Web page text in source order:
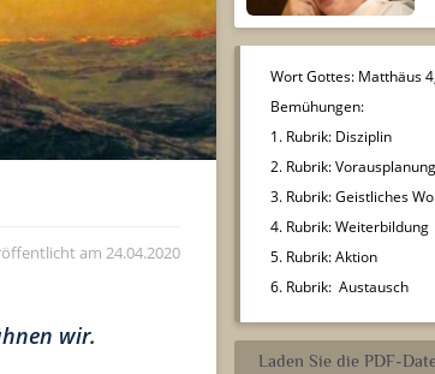
am 24.04.2020
wir.
Wort Gottes: Matthäus
Bemühungen:
1. Rubrik: Disziplin
2. Rubrik: Vorausplanung
3. Rubrik: Geistliches
4. Rubrik: Weiterbildung
5. Rubrik: Aktion
6. Rubrik: Austausch
Laden Sie die PDF-